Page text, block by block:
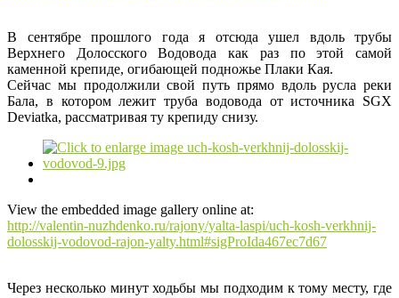
В сентябре прошлого года я отсюда ушел вдоль трубы
Верхнего Долосского Водовода как раз по этой самой
каменной крепиде, огибающей подножье Плаки Кая.
Сейчас мы продолжили свой путь прямо вдоль русла реки
Бала, в котором лежит труба водовода от источника SGX
Deviatka, рассматривая ту крепиду снизу.
View the embedded image gallery online at:
http://valentin-nuzhdenko.ru/rajony/yalta-laspi/uch-kosh-verkhnij-
dolosskij-vodovod-rajon-yalty.html#sigProIda467ec7d67
Через несколько минут ходьбы мы подходим к тому месту, где